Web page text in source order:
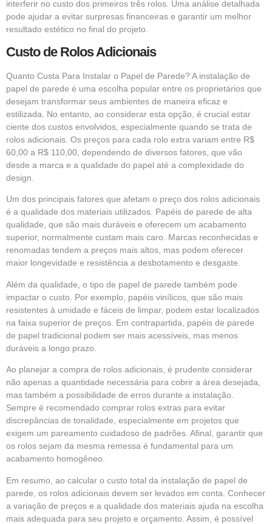
interferir no custo dos primeiros três rolos. Uma análise detalhada
pode ajudar a evitar surpresas financeiras e garantir um melhor
resultado estético no final do projeto.
Custo de Rolos Adicionais
Quanto Custa Para Instalar o Papel de Parede? A instalação de
papel de parede é uma escolha popular entre os proprietários que
desejam transformar seus ambientes de maneira eficaz e
estilizada. No entanto, ao considerar esta opção, é crucial estar
ciente dos custos envolvidos, especialmente quando se trata de
rolos adicionais. Os preços para cada rolo extra variam entre R$
60,00 a R$ 110,00, dependendo de diversos fatores, que vão
desde a marca e a qualidade do papel até a complexidade do
design.
Um dos principais fatores que afetam o preço dos rolos adicionais
é a qualidade dos materiais utilizados. Papéis de parede de alta
qualidade, que são mais duráveis e oferecem um acabamento
superior, normalmente custam mais caro. Marcas reconhecidas e
renomadas tendem a preços mais altos, mas podem oferecer
maior longevidade e resistência a desbotamento e desgaste.
Além da qualidade, o tipo de papel de parede também pode
impactar o custo. Por exemplo, papéis vinílicos, que são mais
resistentes à umidade e fáceis de limpar, podem estar localizados
na faixa superior de preços. Em contrapartida, papéis de parede
de papel tradicional podem ser mais acessíveis, mas menos
duráveis a longo prazo.
Ao planejar a compra de rolos adicionais, é prudente considerar
não apenas a quantidade necessária para cobrir a área desejada,
mas também a possibilidade de erros durante a instalação.
Sempre é recomendado comprar rolos extras para evitar
discrepâncias de tonalidade, especialmente em projetos que
exigem um pareamento cuidadoso de padrões. Afinal, garantir que
os rolos sejam da mesma remessa é fundamental para um
acabamento homogêneo.
Em resumo, ao calcular o custo total da instalação de papel de
parede, os rolos adicionais devem ser levados em conta. Conhecer
a variação de preços e a qualidade dos materiais ajuda na escolha
mais adequada para seu projeto e orçamento. Assim, é possível